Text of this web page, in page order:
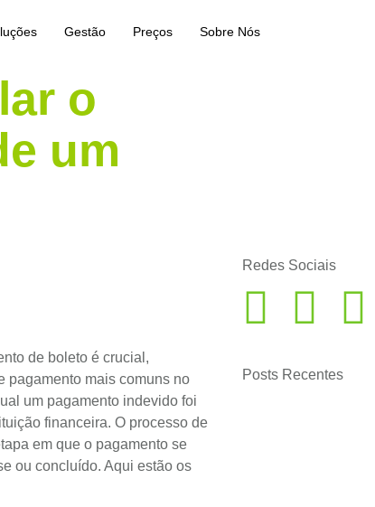
Gestão Preços Sobre Nós
o
um
de boleto é crucial,
pagamento mais comuns no
um pagamento indevido foi
financeira. O processo de
em que o pagamento se
ou concluído. Aqui estão os
Redes Sociais
Posts Recentes